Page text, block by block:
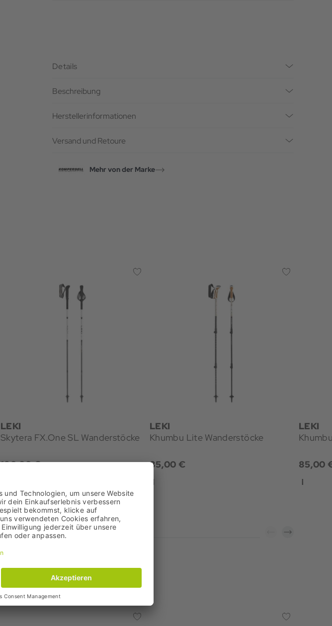
Details
Beschreibung
Herstellerinformationen
Versand und Retoure
Mehr von der Marke
LEKI
Skytera FX.One SL Wanderstöcke
180,00 €
LEKI
Khumbu Lite Wanderstöcke
85,00 €
LEKI
85,00